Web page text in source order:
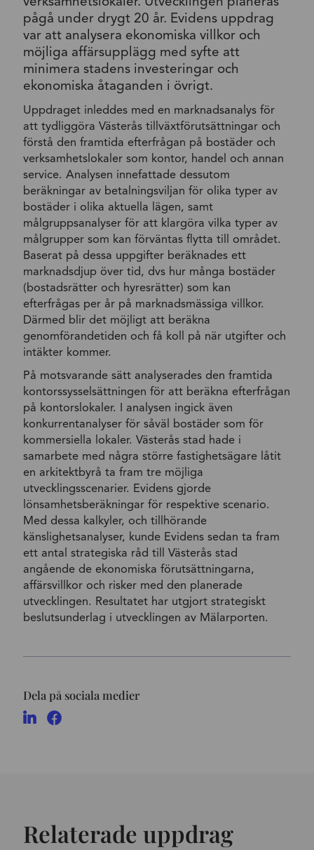
pågå under drygt 20 år. Evidens uppdrag
var att analysera ekonomiska villkor och
möjliga affärsupplägg med syfte att
minimera stadens investeringar och
ekonomiska åtaganden i övrigt.
Uppdraget inleddes med en marknadsanalys för
att tydliggöra Västerås tillväxtförutsättningar och
förstå den framtida efterfrågan på bostäder och
verksamhetslokaler som kontor, handel och annan
service. Analysen innefattade dessutom
beräkningar av betalningsviljan för olika typer av
bostäder i olika aktuella lägen, samt
målgruppsanalyser för att klargöra vilka typer av
målgrupper som kan förväntas flytta till området.
Baserat på dessa uppgifter beräknades ett
marknadsdjup över tid, dvs hur många bostäder
(bostadsrätter och hyresrätter) som kan
efterfrågas per år på marknadsmässiga villkor.
Därmed blir det möjligt att beräkna
genomförandetiden och få koll på när utgifter och
intäkter kommer.
På motsvarande sätt analyserades den framtida
kontorssysselsättningen för att beräkna efterfrågan
på kontorslokaler. I analysen ingick även
konkurrentanalyser för såväl bostäder som för
kommersiella lokaler. Västerås stad hade i
samarbete med några större fastighetsägare låtit
en arkitektbyrå ta fram tre möjliga
utvecklingsscenarier. Evidens gjorde
lönsamhetsberäkningar för respektive scenario.
Med dessa kalkyler, och tillhörande
känslighetsanalyser, kunde Evidens sedan ta fram
ett antal strategiska råd till Västerås stad
angående de ekonomiska förutsättningarna,
affärsvillkor och risker med den planerade
utvecklingen. Resultatet har utgjort strategiskt
beslutsunderlag i utvecklingen av Mälarporten.
Dela på sociala medier
Relaterade uppdrag